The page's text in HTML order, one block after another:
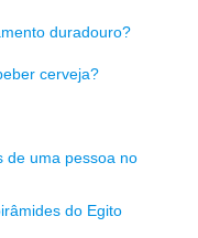
duradouro?
cerveja?
de uma pessoa no
do Egito